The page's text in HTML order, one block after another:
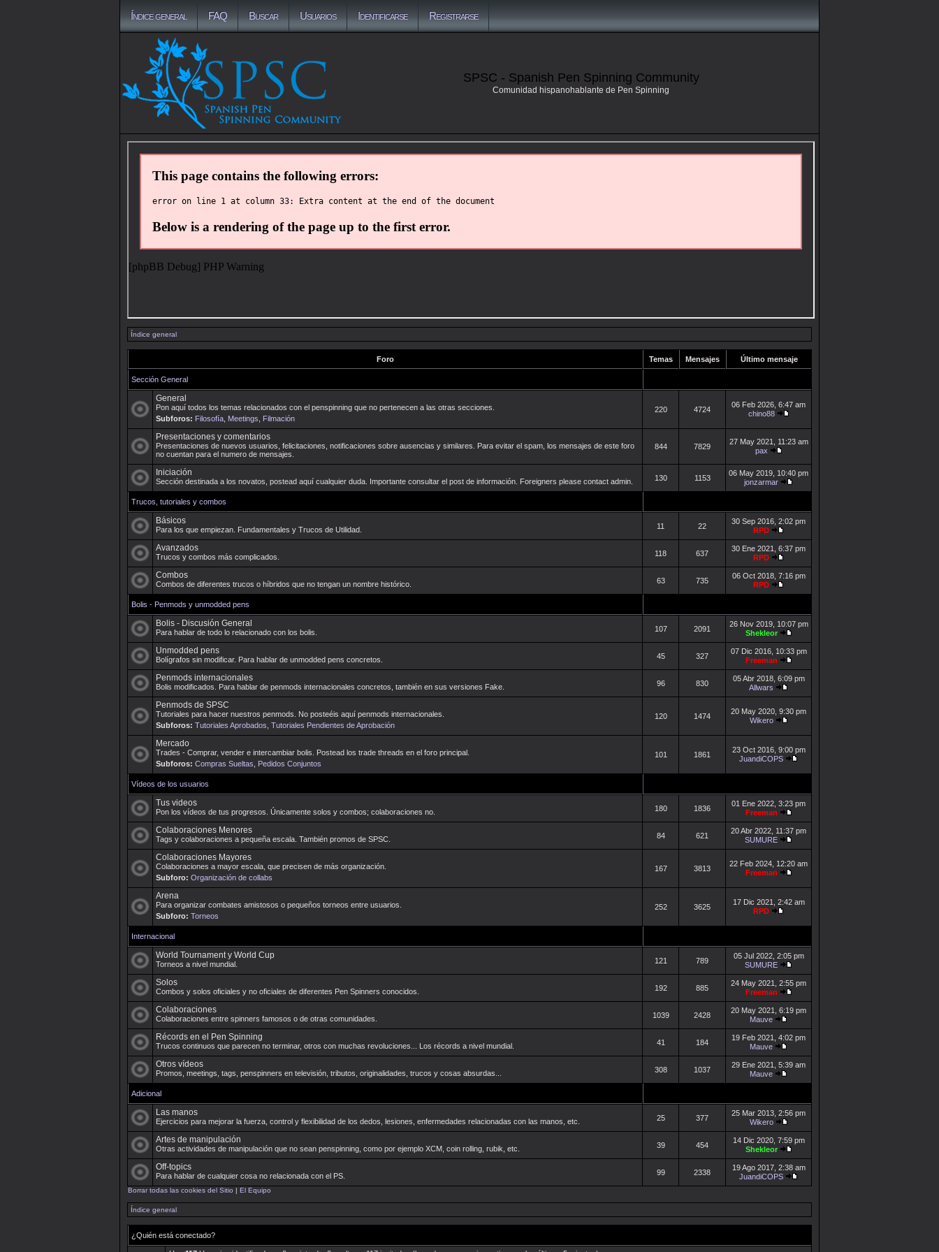
Índice general FAQ Buscar Usuarios Identificarse Registrarse
SPSC - Spanish Pen Spinning Community
Comunidad hispanohablante de Pen Spinning
Índice general
Foro Temas Mensajes Último mensaje
Sección General
General
Pon aquí todos los temas relacionados con el penspinning que no pertenecen a las otras secciones.
Subforos: Filosofía Meetings Filmación
220 4724
06 Feb 2026, 6:47 am
chino88
Presentaciones y comentarios
Presentaciones de nuevos usuarios, felicitaciones, notificaciones sobre ausencias y similares. Para evitar el spam, los mensajes de este foro
no cuentan para el numero de mensajes.
844 7829
27 May 2021, 11:23 am
pax
Iniciación
Sección destinada a los novatos, postead aquí cualquier duda. Importante consultar el post de información. Foreigners please contact admin. 130 1153
06 May 2019, 10:40 pm
jonzarmar
Trucos, tutoriales y combos
Básicos
Para los que empiezan. Fundamentales y Trucos de Utilidad. 11 22
30 Sep 2016, 2:02 pm
RPD
Avanzados
Trucos y combos más complicados. 118 637
30 Ene 2021, 6:37 pm
RPD
Combos
Combos de diferentes trucos o híbridos que no tengan un nombre histórico. 63 735
06 Oct 2018, 7:16 pm
RPD
Bolis - Penmods y unmodded pens
Bolis - Discusión General
Para hablar de todo lo relacionado con los bolis. 107 2091
26 Nov 2019, 10:07 pm
Shekleor
Unmodded pens
Bolígrafos sin modificar. Para hablar de unmodded pens concretos. 45 327
07 Dic 2016, 10:33 pm
Freeman
Penmods internacionales
Bolis modificados. Para hablar de penmods internacionales concretos, también en sus versiones Fake. 96 830
05 Abr 2018, 6:09 pm
Allwars
Penmods de SPSC
Tutoriales para hacer nuestros penmods. No posteéis aquí penmods internacionales.
Subforos: Tutoriales Aprobados Tutoriales Pendientes de Aprobación
120 1474
20 May 2020, 9:30 pm
Wikero
Mercado
Trades - Comprar, vender e intercambiar bolis. Postead los trade threads en el foro principal.
Subforos: Compras Sueltas Pedidos Conjuntos
101 1861
23 Oct 2016, 9:00 pm
JuandiCOPS
Vídeos de los usuarios
Tus videos
Pon los vídeos de tus progresos. Únicamente solos y combos; colaboraciones no. 180 1836
01 Ene 2022, 3:23 pm
Freeman
Colaboraciones Menores
Tags y colaboraciones a pequeña escala. También promos de SPSC. 84 621
20 Abr 2022, 11:37 pm
SUMURE
Colaboraciones Mayores
Colaboraciones a mayor escala, que precisen de más organización.
Subforo: Organización de collabs
167 3813
22 Feb 2024, 12:20 am
Freeman
Arena
Para organizar combates amistosos o pequeños torneos entre usuarios.
Subforo: Torneos
252 3625
17 Dic 2021, 2:42 am
RPD
Internacional
World Tournament y World Cup
Torneos a nivel mundial. 121 789
05 Jul 2022, 2:05 pm
SUMURE
Solos
Combos y solos oficiales y no oficiales de diferentes Pen Spinners conocidos. 192 885
24 May 2021, 2:55 pm
Freeman
Colaboraciones
Colaboraciones entre spinners famosos o de otras comunidades. 1039 2428
20 May 2021, 6:19 pm
Mauve
Récords en el Pen Spinning
Trucos continuos que parecen no terminar, otros con muchas revoluciones... Los récords a nivel mundial. 41 184
19 Feb 2021, 4:02 pm
Mauve
Otros vídeos
Promos, meetings, tags, penspinners en televisión, tributos, originalidades, trucos y cosas absurdas... 308 1037
29 Ene 2021, 5:39 am
Mauve
Adicional
Las manos
Ejercicios para mejorar la fuerza, control y flexibilidad de los dedos, lesiones, enfermedades relacionadas con las manos, etc. 25 377
25 Mar 2013, 2:56 pm
Wikero
Artes de manipulación
Otras actividades de manipulación que no sean penspinning, como por ejemplo XCM, coin rolling, rubik, etc. 39 454
14 Dic 2020, 7:59 pm
Shekleor
Off-topics
Para hablar de cualquier cosa no relacionada con el PS. 99 2338
19 Ago 2017, 2:38 am
JuandiCOPS
Borrar todas las cookies del Sitio | El Equipo
Índice general
¿Quién está conectado?